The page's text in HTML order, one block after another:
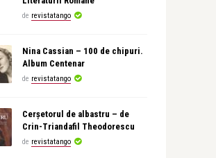
de revistatango
Nina Cassian – 100 de chipuri.
Album Centenar
de revistatango
Cerșetorul de albastru – de
Crin-Triandafil Theodorescu
de revistatango